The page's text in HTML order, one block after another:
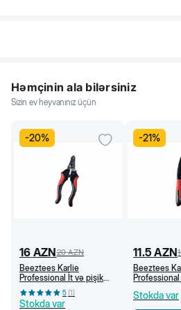
Həmçinin ala bilərsiniz
Sizin ev heyvanınız üçün
-20%
16 AZN20 AZN
Beeztees Karlie
Professional İt və pişik
üçün caynaq qayçısı (L)
5(1)
Stokda var
-21%
11.5 AZN
Beeztees
Professional
Stokda var